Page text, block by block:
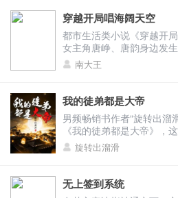
萧的心头。 他坐在凉亭中
风扫过他的脸，掠去几滴
两年了。” “师傅，回来了
生陪你上路吗？” 思绪缅
四辆插着红色旗帜的商务
下，缓缓行驶进来，随即
的速度走进凉亭中。 领头
边捡到带进监察司培养的
刑天。
没有听说过，但是由皇朝
种级别的卡存在。 “那个乡
员卡？” 上一秒他们还看
出顶级至尊卡，杨骏骁和
疼。 不过西装胖子冷笑一
卡极为稀少，整个集团公
卡来招摇撞骗？” 西装胖子
如果方天仇拿来的是张玄
质疑，但是他好死不死拿
尊黑卡，这种卡的主人他
不凡的上流顶尖人物。 而
肯定是张假卡！ “假卡？
卡是你们老板送给我的，
神秘，他在大夏国都呆了
锐和夏皇掌握这等可怕的
锐的决心更大。 同时，他
挡在他身边保护了他，他
以他立即离开了赵国皇都
必然要等赵皇的死讯传出
都。一旦他确定了赵皇救
从祁江郡渡江的可能很大
东去的人很少，只要在祁
就在两人交谈时，一名监
大人，刚刚有七个人在码
梧壮汉，一看就是身怀武
动！” “有可能是他们！”黄
已经是命悬一线，脉搏越
无法回到御书房，看着就
焚。 就在此时，门外传来
率一千兵部侍卫向御书房
“大统领，赵无极扬言陛下
而出，宽大白袍无风自动。
的声音传来。 此时，杨辰
始溢出黑血。 “凌霜！你带
不能让他杀到御书房！我
道。 话音刚落，连忙力灌
吸。 凌霜领命，带着十二
宫阜柒门。 一片混战，数
前告诉爷爷，打算一起离
国家大事。朱寿一边觉得
有一天，爷爷黄袍加身，
公子身》精彩片段 见到了
问：“两位这是？” 蓝玉满
不出来了。 冯胜倒是勉
寿长叹了一口气。 哎……
也不行啊！ 这才多大会儿
回头自己有必要训练出一
站起来，缓缓身子吧。”
叫道：“少爷，您要的东西
严瞬间展露了出来，冷道
穿越开局唱海阔天空
都市生活类小说《穿越开
女主角唐峥、唐韵身边发
生之都市巨星》，网络大
频著作，本文近期在网络
现自己眼前的世界一片迷
到“第一男生”录制现场。
发生了某种断层，许多经
一首“海阔天空”，唐峥惊
志要改写自己的命运，做
越开局唱海阔天空》精彩
一首经典歌曲之一。 一经
一种极为邪性的腔调，淋
南大王
我的徒弟都是大帝
男频畅销书作者“旋转出溜
《我的徒弟都是大帝》，
了男主柴明的精彩逆袭人
址，阅读体验流畅！作品
长大。可他如同后备能源
长老之一，但他境界最低
旋转出溜滑
无上签到系统